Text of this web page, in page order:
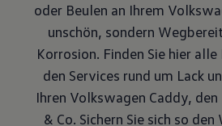
oder Beulen an Ihrem
unschön, sondern
Korrosion. Finden Sie hier
den Services rund um Lack
Ihren Volkswagen Caddy,
& Co. Sichern Sie sich so